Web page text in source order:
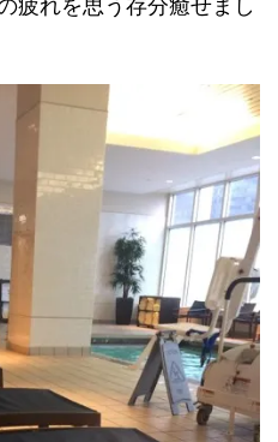
疲れを思う存分癒せまし